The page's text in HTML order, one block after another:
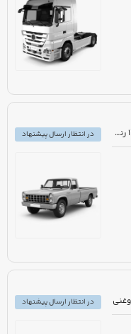
مزایده دولتی خودرو وانت نیسان زامیاد مدل 1387 رنگ آبی
در انتظار ارسال پیشنهاد
در انتظار ارسال پیشنهاد